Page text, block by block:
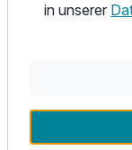
-
Wichtig für Familien:
- für die kleinen
in unserer